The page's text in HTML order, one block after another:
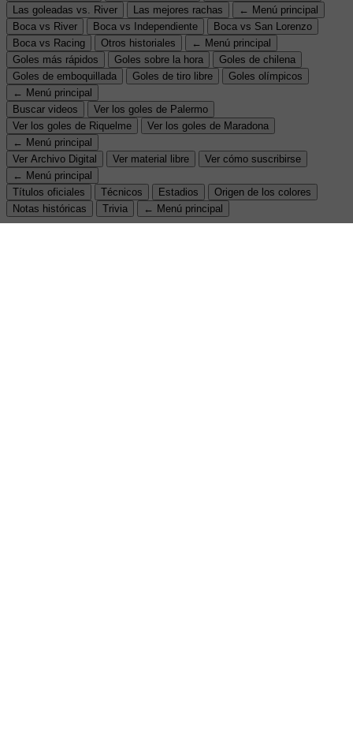
Las goleadas vs. River
Las mejores rachas
← Menú principal
Boca vs River
Boca vs Independiente
Boca vs San Lorenzo
Boca vs Racing
Otros historiales
← Menú principal
Goles más rápidos
Goles sobre la hora
Goles de chilena
Goles de emboquillada
Goles de tiro libre
Goles olímpicos
← Menú principal
Buscar videos
Ver los goles de Palermo
Ver los goles de Riquelme
Ver los goles de Maradona
← Menú principal
Ver Archivo Digital
Ver material libre
Ver cómo suscribirse
← Menú principal
Títulos oficiales
Técnicos Estadios
Origen de los colores
Notas históricas
Trivia ← Menú principal